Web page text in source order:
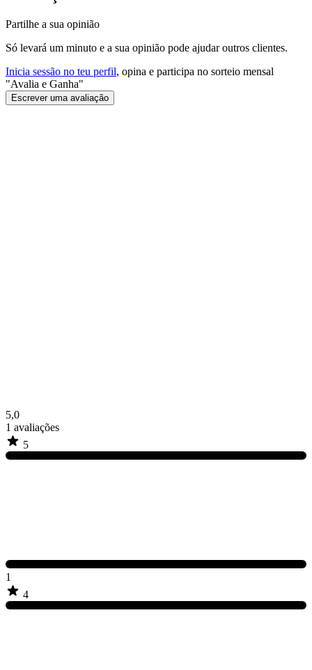
Partilhe a sua opinião
Só levará um minuto e a sua opinião pode ajudar outros clientes.
Inicia sessão no teu perfil, opina e participa no sorteio mensal
"Avalia e Ganha"
Escrever uma avaliação
5,0
1 avaliações
5
1
4